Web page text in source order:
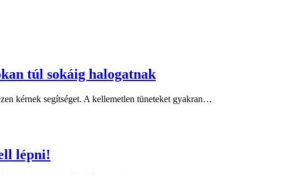
túl sokáig halogatnak
kérnek segítséget. A kellemetlen tüneteket gyakran…
lépni!